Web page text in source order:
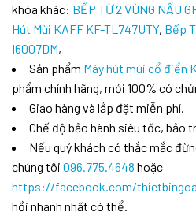
khóa khác: BẾP TỪ 2 VÙNG NẤU
Hút Mùi KAFF KF-TL747UTY, Bếp
I6007DM,
Sản phẩm Máy hút mùi cổ điển
phẩm chính hãng, mới 100% có
Giao hàng và lắp đặt miễn phí.
Chế độ bảo hành siêu tốc, bảo
Nếu quý khách có thắc mắc
chúng tôi 096.775.4648 hoặc
https://facebook.com/
hồi nhanh nhất có thể.